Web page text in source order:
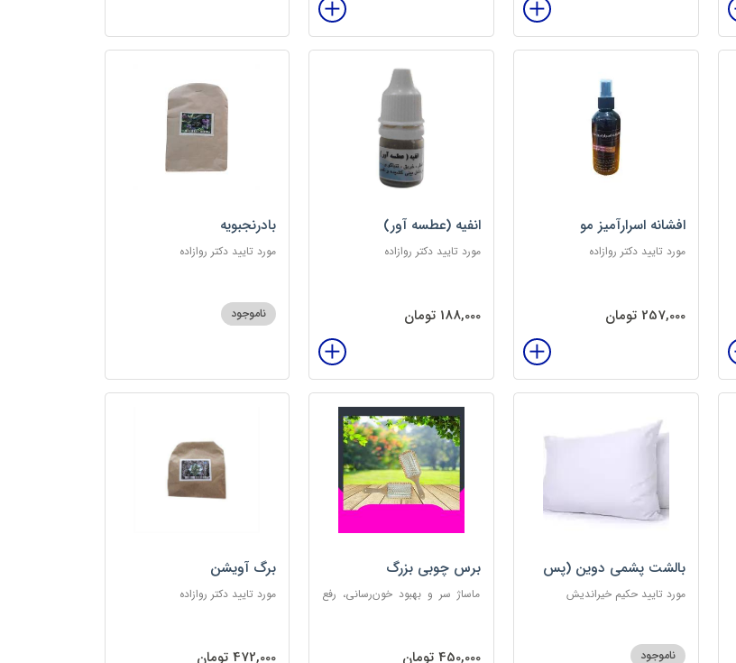
افشانه اسرارآمیز مو
مورد تایید دکتر روازاده
257,000 تومان
انفیه (عطسه آور)
مورد تایید دکتر روازاده
188,000 تومان
بادرنجبویه
مورد تایید دکتر روازاده
ناموجود
بالشت پشمی دوین (پس
کرایه)
مورد تایید حکیم خیراندیش
ناموجود
برس چوبی بزرگ
ماساژ سر و بهبود خون‌رسانی، رفع
450,000 تومان
برگ آویشن
مورد تایید دکتر روازاده
472,000 تومان